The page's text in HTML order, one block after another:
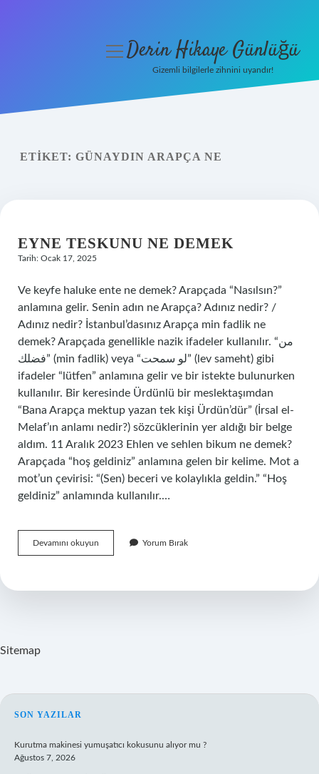
Yasal Uyarı
menüyüDerin Hikaye Günlüğü
Gizemli bilgilerle zihnini uyandır!
ETIKET: GÜNAYDIN ARAPÇA NE
EYNE TESKUNU NE DEMEK
Tarih: Ocak 17, 2025
Ve keyfe haluke ente ne demek? Arapçada “Nasılsın?”
anlamına gelir. Senin adın ne Arapça? Adınız nedir? /
Adınız nedir? İstanbul’dasınız Arapça min fadlik ne
demek? Arapçada genellikle nazik ifadeler kullanılır. “من
فضلك” (min fadlik) veya “لو سمحت” (lev sameht) gibi
ifadeler “lütfen” anlamına gelir ve bir istekte bulunurken
kullanılır. Bir keresinde Ürdünlü bir meslektaşımdan
“Bana Arapça mektup yazan tek kişi Ürdün’dür” (İrsal el-
Melaf’ın anlamı nedir?) sözcüklerinin yer aldığı bir belge
aldım. 11 Aralık 2023 Ehlen ve sehlen bikum ne demek?
Arapçada “hoş geldiniz” anlamına gelen bir kelime. Mot a
mot’un çevirisi: “(Sen) beceri ve kolaylıkla geldin.” “Hoş
geldiniz” anlamında kullanılır.…
Devamını okuyun
Teskunu
Yorum Bırak
Sitemap
SIDEBAR
SON YAZILAR
Kurutma makinesi yumuşatıcı kokusunu alıyor mu ?
Ağustos 7, 2026